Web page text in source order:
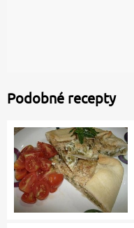
Podobné recepty